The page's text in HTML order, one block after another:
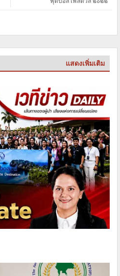
แสดงเพิ่มเติม